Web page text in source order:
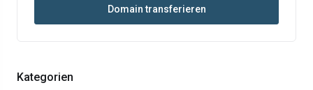
Kategorien
Domain transferieren